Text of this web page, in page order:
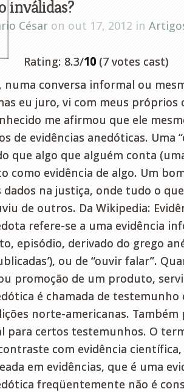
inválidas?
César on out 17, 2012 in
Rating: 8.3/10 (7 votes cast)
numa conversa informal ou
eu juro, vi com meus próprios
me afirmou que ele
de evidências anedóticas. Uma
que algo que alguém conta
como evidência de algo. Um
na justiça, onde tudo o
de outros. Da Wikipedia:
refere-se a uma evidência
episódio, derivado do grego
ou de “ouvir falar”.
promoção de um produto,
é chamada de testemunho
norte-americanas. Também
para certos testemunhos. O
com evidência
em evidências, que é uma
freqüentemente não é